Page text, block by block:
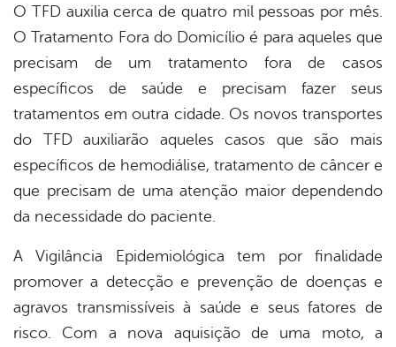
O TFD auxilia cerca de quatro mil pessoas por mês.
O Tratamento Fora do Domicílio é para aqueles que
precisam de um tratamento fora de casos
específicos de saúde e precisam fazer seus
tratamentos em outra cidade. Os novos transportes
do TFD auxiliarão aqueles casos que são mais
específicos de hemodiálise, tratamento de câncer e
que precisam de uma atenção maior dependendo
da necessidade do paciente.
A Vigilância Epidemiológica tem por finalidade
promover a detecção e prevenção de doenças e
agravos transmissíveis à saúde e seus fatores de
risco. Com a nova aquisição de uma moto, a